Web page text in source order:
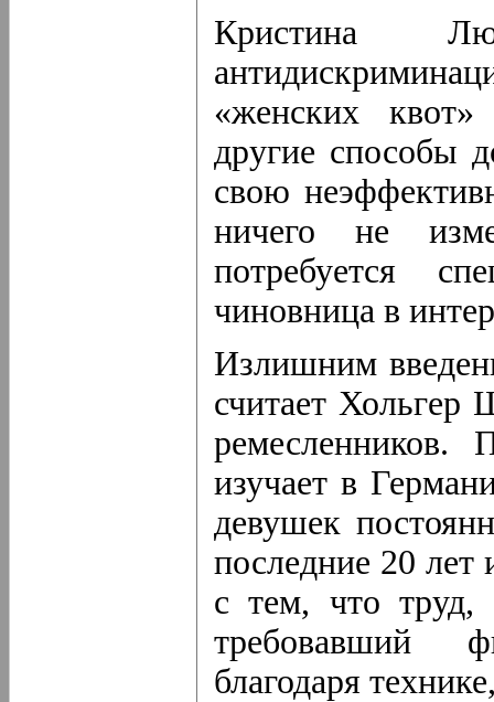
Кристина
«женских
другие способы
свою
ничего не
потребуется
чиновница в
Излишним
считает Хольгер
изучает в
девушек
последние 20 лет
с тем, что труд,
требовавший
благодаря